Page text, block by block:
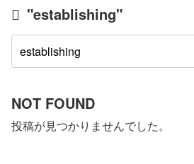
"establishing"
NOT FOUND
投稿が見つかりませんでした。